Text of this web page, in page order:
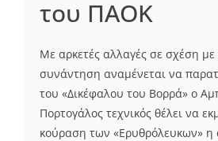
του ΠΑΟΚ
Με αρκετές αλλαγές σε σχέση με
συνάντηση αναμένεται να
του «Δικέφαλου του Βορρά» ο
Πορτογάλος τεχνικός θέλει να
κούραση των «Ερυθρόλευκων» η